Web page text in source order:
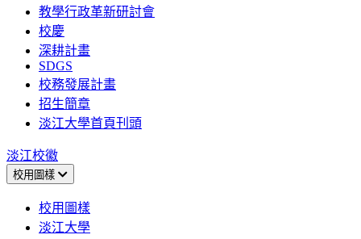
教學行政革新研討會
校慶
深耕計畫
SDGS
校務發展計畫
招生簡章
淡江大學首頁刊頭
淡江校徽
校用圖樣
校用圖樣
淡江大學